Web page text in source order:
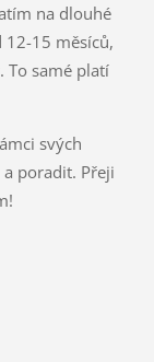
na dlouhé
12-15 měsíců,
To samé platí
svých
poradit. Přeji